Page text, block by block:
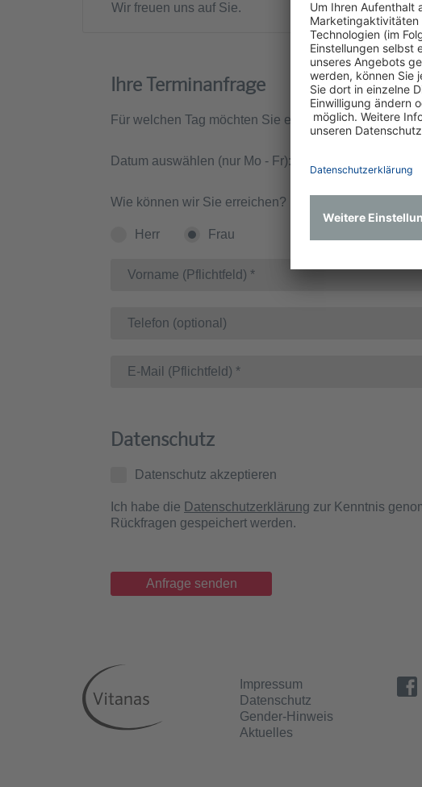
Wir freuen uns auf Sie.
Ihre Terminanfrage
Für welchen Tag möchten Sie einen Beratungstermin
Datum auswählen (nur Mo - Fr):
Wie können wir Sie erreichen?
Herr Frau
Datenschutz
Datenschutz akzeptieren
Ich habe die Datenschutzerklärung zur Kenntnis
Rückfragen gespeichert werden.
Impressum
Datenschutz
Gender-Hinweis
Aktuelles